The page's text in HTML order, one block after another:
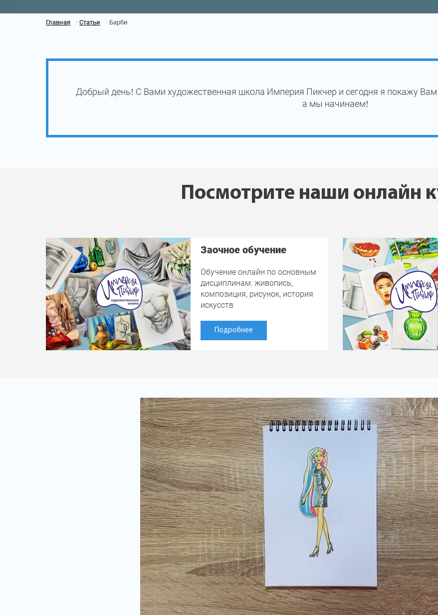
Главная / Статьи / Барби
Добрый день! С Вами художественная школа Империя Пикчер и сегодня я покажу
а мы начинаем!
Посмотрите наши онлайн
Заочное обучение
Обучение онлайн по основным
дисциплинам: живопись,
композиция, рисунок, история
искусств
Подробнее